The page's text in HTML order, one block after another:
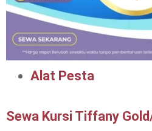
Alat Pesta
Sewa Kursi Tiffany